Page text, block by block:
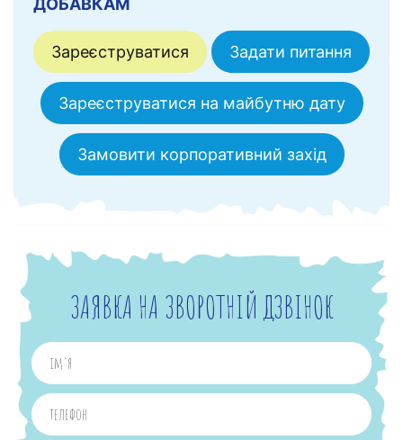
ДОБАВКАМ
Зареєструватися Задати питання
Зареєструватися на майбутню дату
Замовити корпоративний захід
ЗАЯВКА НА ЗВОРОТНІЙ ДЗВІНОК